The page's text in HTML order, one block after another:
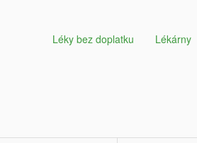
Léky bez doplatku Lékárny